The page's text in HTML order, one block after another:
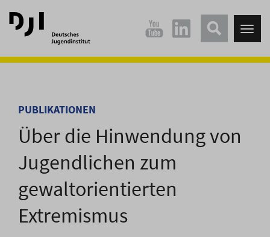
Direkt
zum
Hauptinhalt
Direkt
zum
Hauptmenü
PUBLIKATIONEN
Über die Hinwendung von
Jugendlichen zum
gewaltorientierten
Extremismus